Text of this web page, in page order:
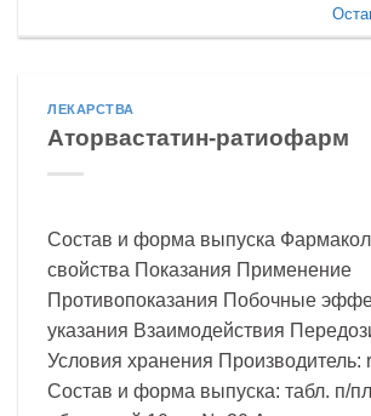
ЛЕКАРСТВА
Аторвастатин-ратиофарм
Состав и форма выпуска
свойства Показания Применение
Противопоказания Побочные
указания Взаимодействия
Условия хранения Производитель:
Состав и форма выпуска: табл. п/